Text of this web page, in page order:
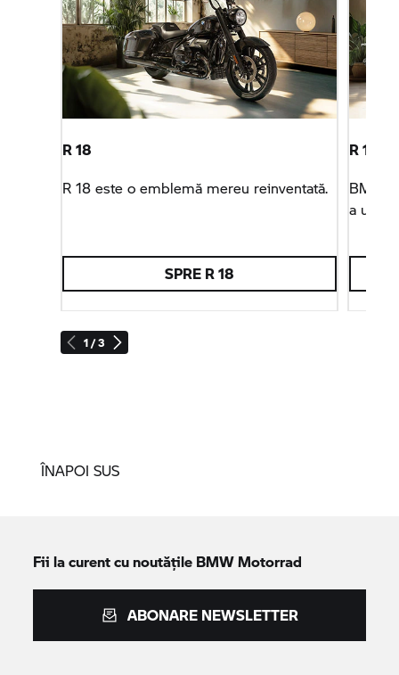
1 / 3
R 18
R 18 este o emblemă mereu reinventată.
SPRE R 18
R 18 B
BMW
a unui
ÎNAPOI SUS
Fii la curent cu noutățile BMW Motorrad
ABONARE NEWSLETTER